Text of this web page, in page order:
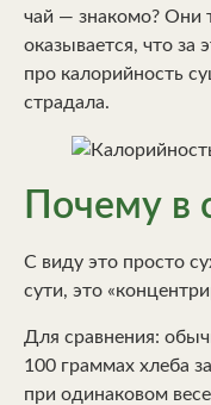
чай — знакомо? Они
оказывается, что
про калорийность
страдала.
Почему в
С виду это просто
сути, это
Для сравнения:
100 граммах хлеба
при одинаковом